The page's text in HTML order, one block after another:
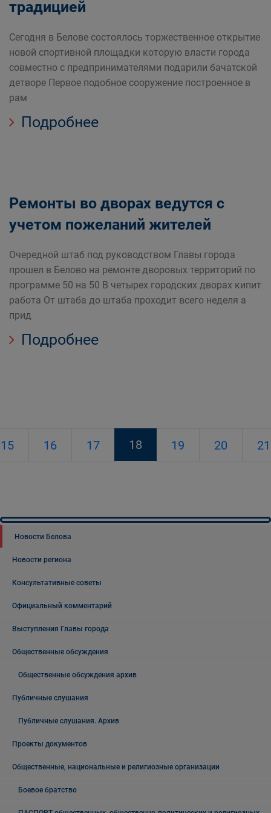
традицией
Сегодня в Белове состоялось торжественное открытие
новой спортивной площадки которую власти города
совместно с предпринимателями подарили бачатской
детворе Первое подобное сооружение построенное в
рам
Подробнее
Ремонты во дворах ведутся с
учетом пожеланий жителей
Очередной штаб под руководством Главы города
прошел в Белово на ремонте дворовых территорий по
программе 50 на 50 В четырех городских дворах кипит
работа От штаба до штаба проходит всего неделя а
прид
Подробнее
15 16 17 18 19 20 21
Новости Белова
Новости региона
Консультативные советы
Официальный комментарий
Выступления Главы города
Общественные обсуждения
Общественные обсуждения архив
Публичные слушания
Публичные слушания. Архив
Проекты документов
Общественные, национальные и религиозные организации
Боевое братство